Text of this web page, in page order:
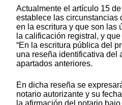
Actualmente el artículo 15
establece las circunstancias
en la escritura y que son las
la calificación registral, y
“En la escritura pública del
una reseña identificativa del
apartados anteriores.
En dicha reseña se
notario autorizante y su
la afirmación del notario